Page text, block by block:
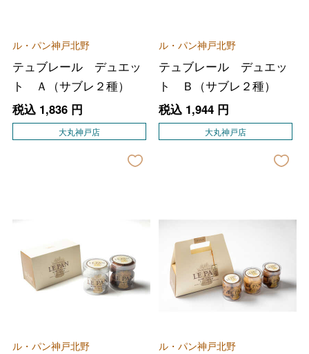
ル・パン神戸北野
テュブレール デュエッ
ト Ａ（サブレ２種）
税込 1,836円
大丸神戸店
ル・パン神戸北野
テュブレール デュエッ
ト Ｂ（サブレ２種）
税込 1,944円
大丸神戸店
ル・パン神戸北野 ル・パン神戸北野